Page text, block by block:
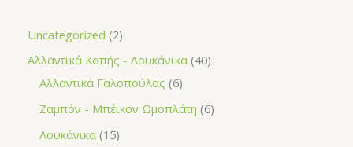
Uncategorized 2
Αλλαντικά Κοπής - Λουκάνικα 40
Αλλαντικά Γαλοπούλας 6
Ζαμπόν - Μπέικον Ωμοπλάτη 6
Λουκάνικα 15